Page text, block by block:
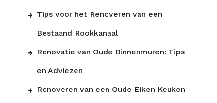
Tips voor het Renoveren van een
Bestaand Rookkanaal
Renovatie van Oude Binnenmuren: Tips
en Adviezen
Renoveren van een Oude Eiken Keuken: